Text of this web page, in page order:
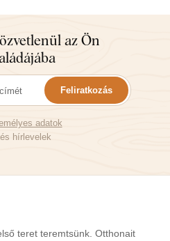
az Ön
Feliratkozás
adatok
és hírlevelek
teret teremtsünk. Otthonait